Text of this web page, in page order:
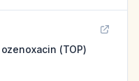
ozenoxacin (TOP)